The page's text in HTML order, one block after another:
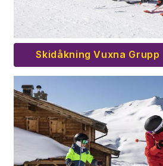
Skidåkning Vuxna Grupp